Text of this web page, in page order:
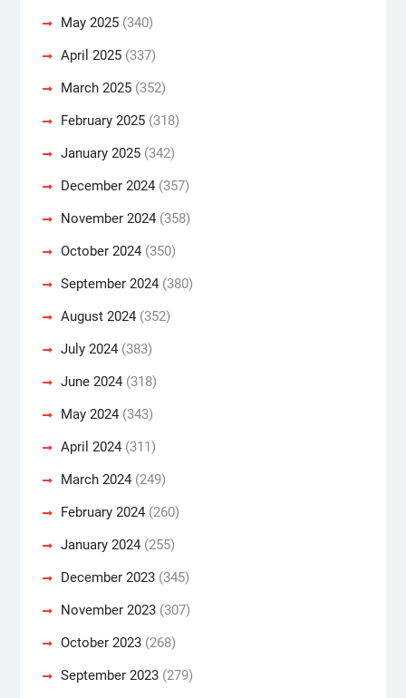
May 2025(340)
April 2025(337)
March 2025(352)
February 2025(318)
January 2025(342)
December 2024(357)
November 2024(358)
October 2024(350)
September 2024(380)
August 2024(352)
July 2024(383)
June 2024(318)
May 2024(343)
April 2024(311)
March 2024(249)
February 2024(260)
January 2024(255)
December 2023(345)
November 2023(307)
October 2023(268)
September 2023(279)